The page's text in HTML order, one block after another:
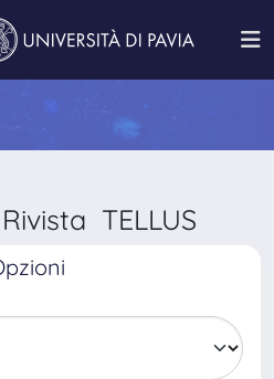
TELLUS